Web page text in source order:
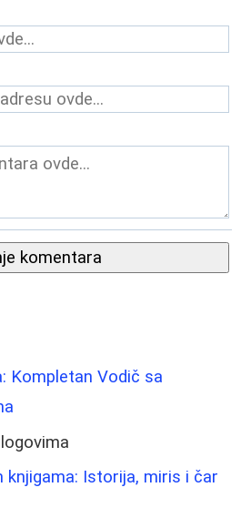
komentara
Kompletan Vodič sa
knjigama: Istorija, miris i čar